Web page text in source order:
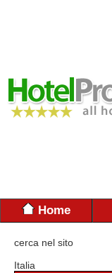
Home
cerca nel sito
Italia